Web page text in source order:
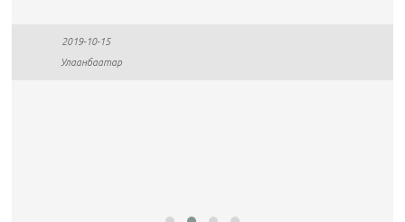
2019-10-15
Улаанбаатар